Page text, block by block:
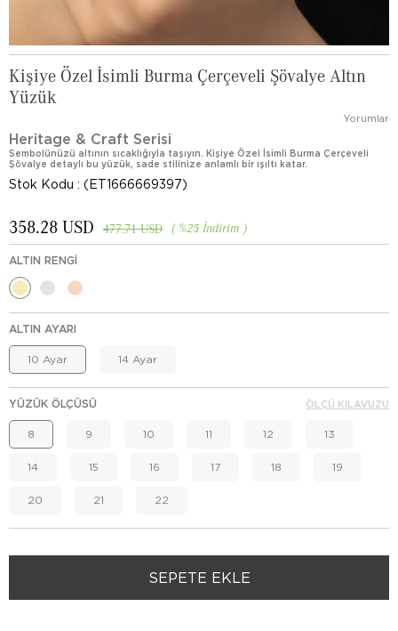
Kişiye Özel İsimli Burma Çerçeveli Şövalye Altın
Yüzük
Yorumlar
Heritage & Craft Serisi
Sembolünüzü altının sıcaklığıyla taşıyın. Kişiye Özel İsimli Burma Çerçeveli
Şövalye detaylı bu yüzük, sade stilinize anlamlı bir ışıltı katar.
Stok Kodu (ET1666669397)
%25 İndirim
477.71 USD
358.28 USD
ALTIN RENGI
ALTIN AYARI
10 Ayar 14 Ayar
YÜZÜK ÖLÇÜSÜ
8 9 10 11 12 13
14 15 16 17 18 19
20 21 22
ÖLÇÜ KILAVUZU